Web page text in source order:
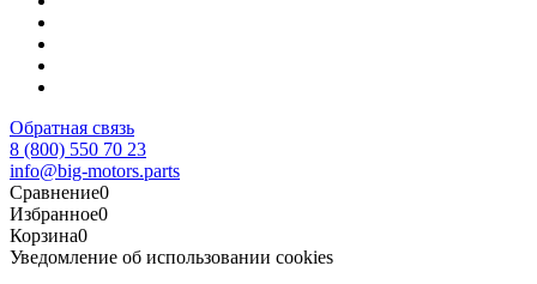
Обратная связь
8 (800) 550 70 23
info@big-motors.parts
Сравнение0
Избранное0
Корзина0
Уведомление об использовании cookies